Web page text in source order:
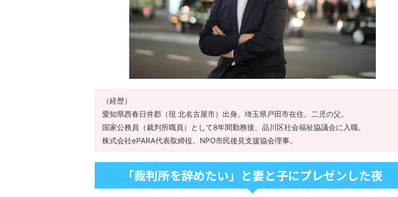
（経歴）
愛知県西春日井郡（現 北名古屋市）出身。埼玉県戸田市在住。二児の父。
国家公務員（裁判所職員）として8年間勤務後、品川区社会福祉協議会に入職。
株式会社ePARA代表取締役。NPO市民後見支援協会理事。
「裁判所を辞めたい」と妻と子にプレゼンした夜